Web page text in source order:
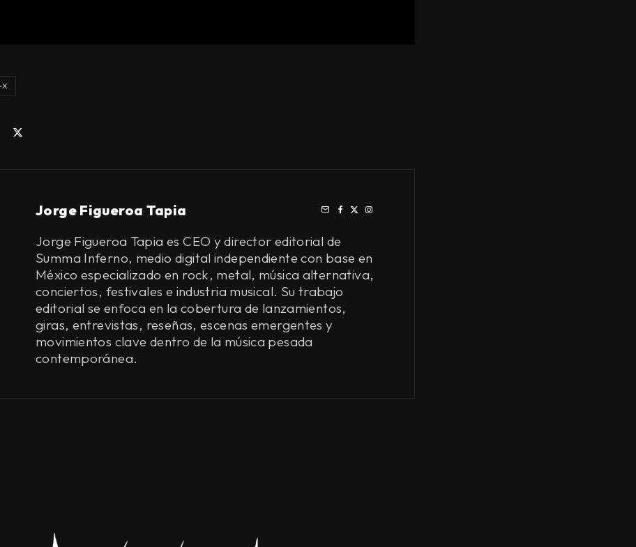
Jorge Figueroa Tapia
Jorge Figueroa Tapia es CEO y director editorial de
Summa Inferno, medio digital independiente con base en
México especializado en rock, metal, música alternativa,
conciertos, festivales e industria musical. Su trabajo
editorial se enfoca en la cobertura de lanzamientos,
giras, entrevistas, reseñas, escenas emergentes y
movimientos clave dentro de la música pesada
contemporánea.